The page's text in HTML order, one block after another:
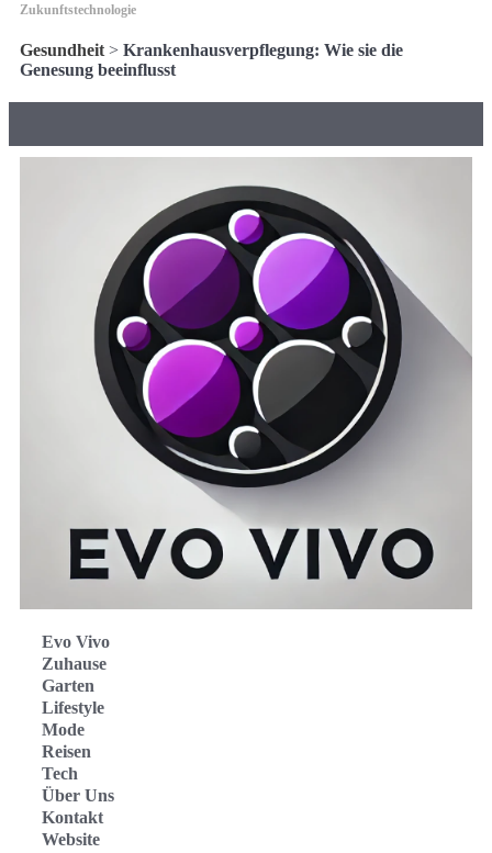
Zukunftstechnologie
Gesundheit> Krankenhausverpflegung: Wie sie die
Genesung beeinflusst
Evo Vivo
Zuhause
Garten
Lifestyle
Mode
Reisen
Tech
Über Uns
Kontakt
Website